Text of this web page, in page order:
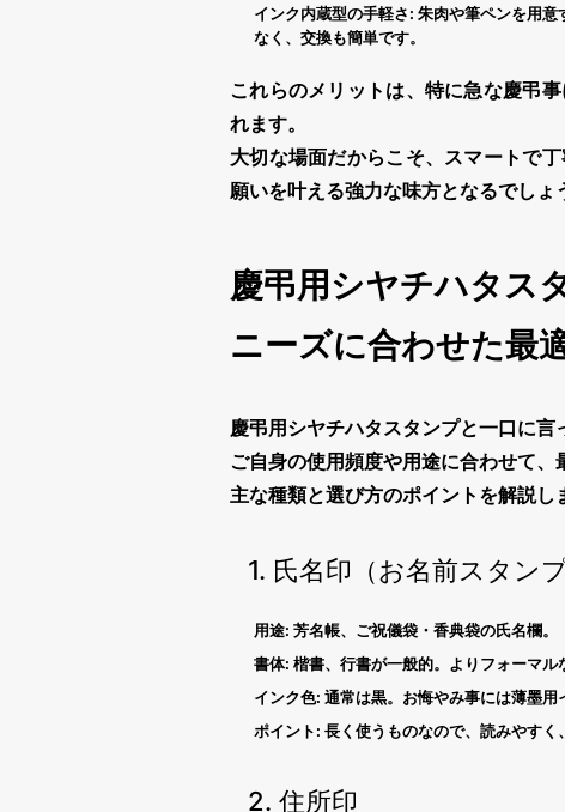
インク内蔵型の手軽さ: 朱肉や筆ペンを用意
なく、交換も簡単です。
これらのメリットは、特に急な慶弔
れます。
大切な場面だからこそ、スマートで丁
願いを叶える強力な味方となるでしょ
慶弔用シヤチハタス
ニーズに合わせた最
慶弔用シヤチハタスタンプと一口に言
ご自身の使用頻度や用途に合わせて、
主な種類と選び方のポイントを解説し
1. 氏名印（お名前スタンプ
用途: 芳名帳、ご祝儀袋・香典袋の氏名欄。
書体: 楷書、行書が一般的。よりフォーマル
インク色: 通常は黒。お悔やみ事には薄墨用
ポイント: 長く使うものなので、読みやすく
2. 住所印